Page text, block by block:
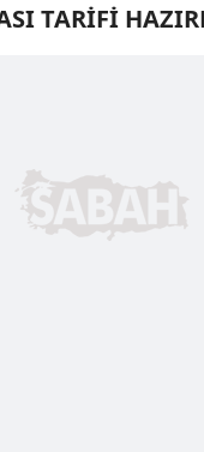
TARİFİ